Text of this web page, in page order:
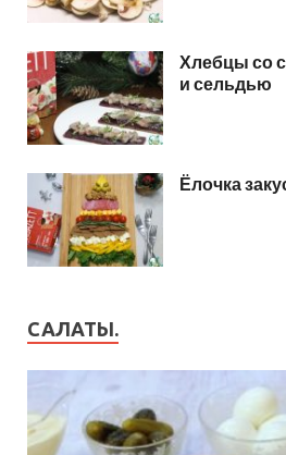
Хлебцы со
и сельдью
Ёлочка
САЛАТЫ.